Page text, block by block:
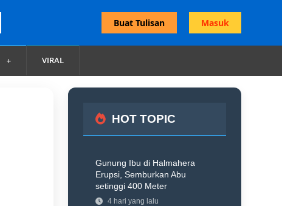
Masuk
Buat Tulisan
VIRAL
HOT TOPIC
Gunung Ibu di Halmahera
Erupsi, Semburkan Abu
setinggi 400 Meter
4 hari yang lalu